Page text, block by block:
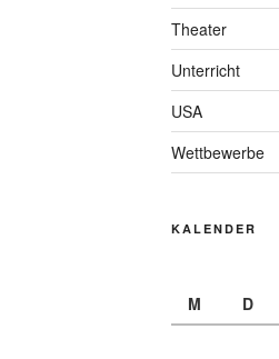
Theater
Unterricht
USA
Wettbewerbe
KALENDER
M
D